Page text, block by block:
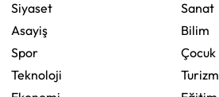
Siyaset
Asayiş
Spor
Teknoloji
Sanat
Bilim
Çocuk
Turizm